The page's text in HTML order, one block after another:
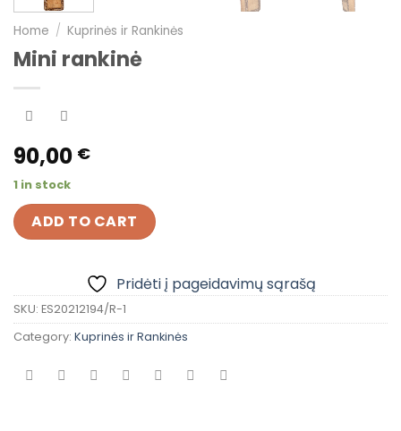
Home / Kuprinės ir Rankinės
Mini rankinė
90,00 €
1 in stock
ADD TO CART
Pridėti į pageidavimų sąrašą
SKU: ES20212194/R-1
Category: Kuprinės ir Rankinės